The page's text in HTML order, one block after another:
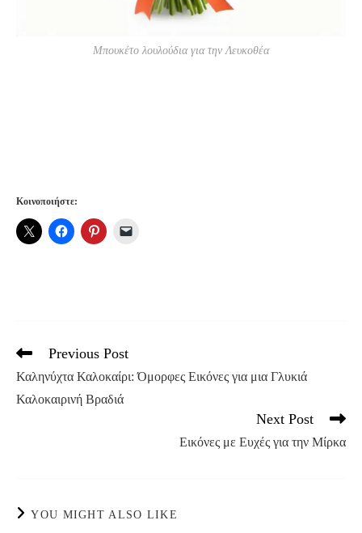
Μπουκέτο λουλούδια για την Λευκοθέα
Κοινοποιήστε:
Read
articles
Previous Post
Καληνύχτα Καλοκαίρι: Όμορφες Εικόνες για μια Γλυκιά
Καλοκαιρινή Βραδιά
Next Post
Εικόνες με Ευχές για την Μίρκα
YOU MIGHT ALSO LIKE